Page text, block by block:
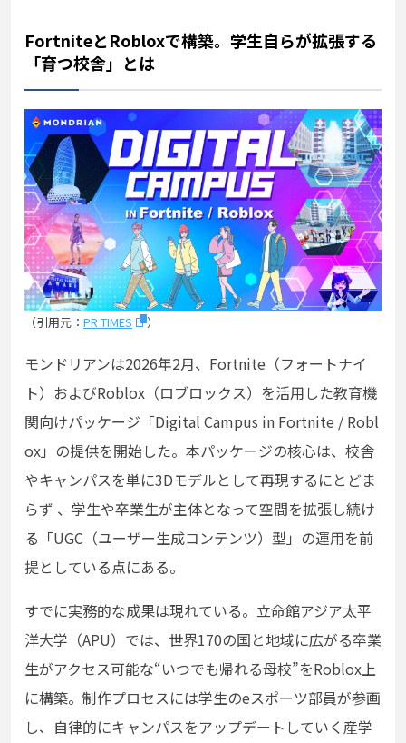
FortniteとRobloxで構築。学生自らが拡張する
「育つ校舎」とは
（引用元： PR TIMES ）
モンドリアンは2026年2月、Fortnite（フォートナイ
ト）およびRoblox（ロブロックス）を活用した教育機
関向けパッケージ「Digital Campus in Fortnite / Robl
ox」の提供を開始した。本パッケージの核心は、校舎
やキャンパスを単に3Dモデルとして再現するにとどま
らず 、学生や卒業生が主体となって空間を拡張し続け
る「UGC（ユーザー生成コンテンツ）型」の運用を前
提としている点にある。
すでに実務的な成果は現れている。立命館アジア太平
洋大学（APU）では、世界170の国と地域に広がる卒業
生がアクセス可能な“いつでも帰れる母校”をRoblox上
に構築。制作プロセスには学生のeスポーツ部員が参画
し、自律的にキャンパスをアップデートしていく産学